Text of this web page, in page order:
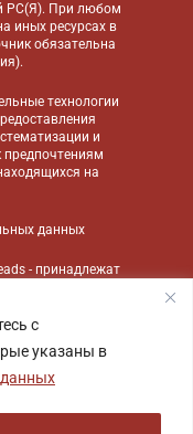
с
указаны в
РС(Я). При любом
иных ресурсах в
обязательна
).
технологии
и
предпочтениям
на
данных
- принадлежат